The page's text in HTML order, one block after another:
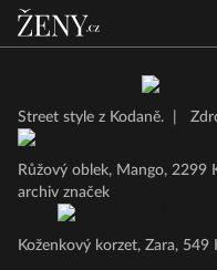
Street style z Kodaně.
Růžový oblek, Mango, 2299
archiv značek
Koženkový korzet, Zara, 549